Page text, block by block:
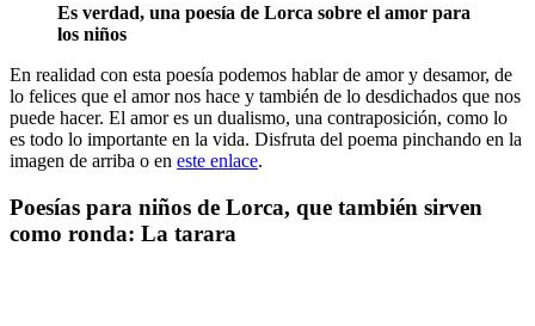
Es verdad, una poesía de Lorca sobre el amor para
los niños
En realidad con esta poesía podemos hablar de amor y desamor, de
lo felices que el amor nos hace y también de lo desdichados que nos
puede hacer. El amor es un dualismo, una contraposición, como lo
es todo lo importante en la vida. Disfruta del poema pinchando en la
imagen de arriba o en este enlace.
Poesías para niños de Lorca, que también sirven
como ronda: La tarara